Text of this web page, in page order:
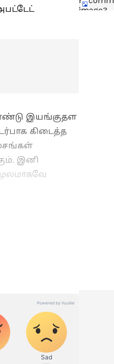
இயங்குதள
கிடைத்த
இனி
இங்கு
டெமோ